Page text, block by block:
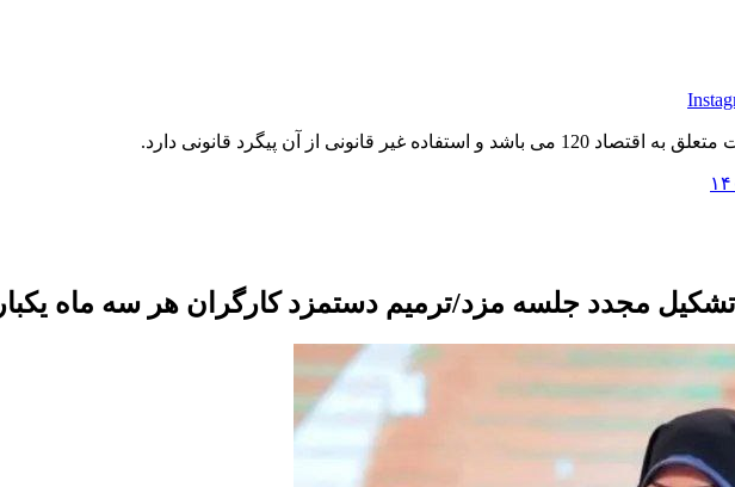
قانونی از آن پیگرد قانونی دارد.
مجدد جلسه مزد/ترمیم دستمزد کارگران هر سه ماه یکبار